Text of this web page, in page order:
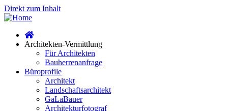
Direkt zum Inhalt
Architekten-Vermittlung
Für Architekten
Bauherrenanfrage
Büroprofile
Architekt
Landschaftsarchitekt
GaLaBauer
Architekturfotograf